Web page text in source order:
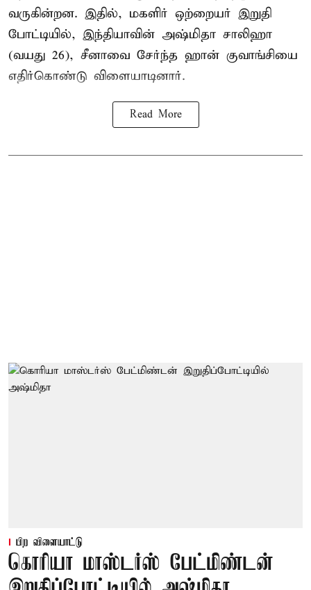
வருகின்றன. இதில், மகளிர் ஒற்றையர் இறுதி
போட்டியில், இந்தியாவின் அஷ்மிதா சாலிஹா
(வயது 26), சீனாவை சேர்ந்த ஹான் குவாங்சியை
எதிர்கொண்டு விளையாடினார்.
Read More
பிற விளையாட்டு
கொரியா மாஸ்டர்ஸ் பேட்மிண்டன்